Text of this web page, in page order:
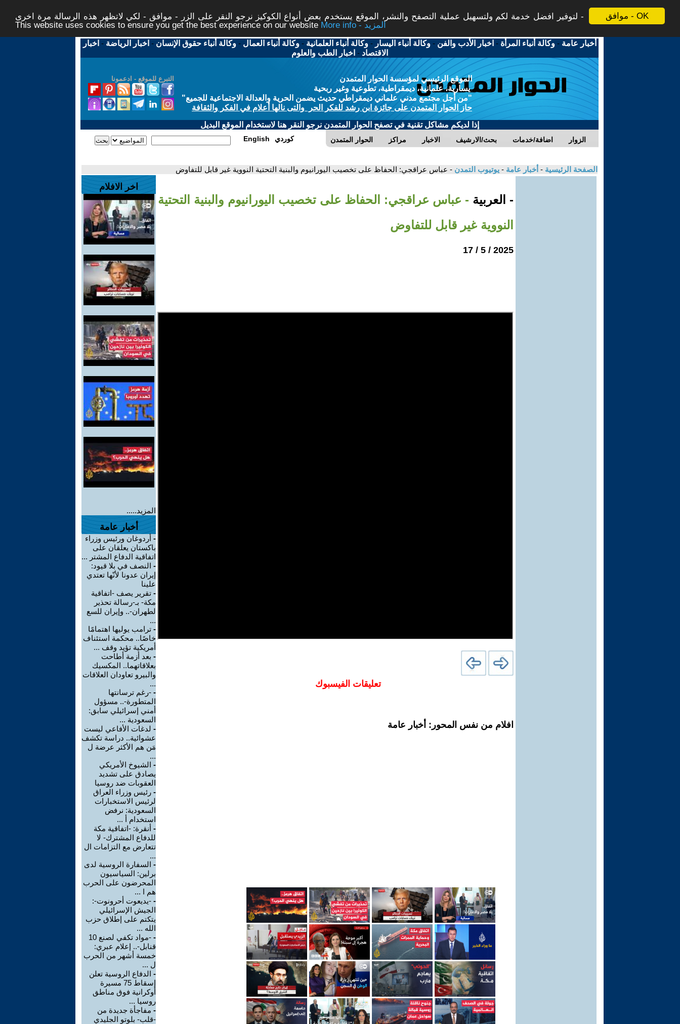
موافق - OK
لتوفير افضل خدمة لكم ولتسهيل عملية التصفح والنشر، الموقع يستخدم بعض أنواع الكوكيز نرجو النقر على الزر - موافق - لكي لاتظهر هذه الرسالة مرة اخرى -
This website uses cookies to ensure you get the best experience on our website
More info - المزيد
أخبار عامة -وكالة أنباء المرأة - اخبار الأدب والفن -وكالة أنباء اليسار -وكالة أنباء العلمانية -وكالة أنباء العمال -وكالة أنباء حقوق الإنسان - اخبار الرياضة - اخبار
الاقتصاد - اخبار الطب والعلوم
التبرع للموقع - ادعمونا
الموقع الرئيسي لمؤسسة الحوار المتمدن
يسارية، علمانية، ديمقراطية، تطوعية وغير ربحية
"من أجل مجتمع مدني علماني ديمقراطي حديث يضمن الحرية والعدالة الاجتماعية للجميع"
حاز الحوار المتمدن على جائزة ابن رشد للفكر الحر والتى نالها أعلام في الفكر والثقافة
إذا لديكم مشاكل تقنية في تصفح الحوار المتمدن نرجو النقر هنا لاستخدام الموقع البديل
الحوار المتمدن مراكز الاخبار بحث/الارشيف اضافة/خدمات الزوار English كوردي
الصفحة الرئيسية - أخبار عامة - يوتيوب التمدن - عباس عراقجي: الحفاظ على تخصيب اليورانيوم والبنية التحتية النووية غير قابل للتفاوض
- العربية - عباس عراقجي: الحفاظ على تخصيب اليورانيوم والبنية التحتية
النووية غير قابل للتفاوض
2025 / 5 / 17
تعليقات الفيسبوك
افلام من نفس المحور: أخبار عامة
اخر الافلام
المزيد.....
أخبار عامة
- أردوغان ورئيس وزراء
باكستان يعلقان على
اتفاقية الدفاع المشتر ...
- النصف في بلا قيود:
إيران عدونا لأنّها تعتدي
علينا
- تقرير يصف -اتفاقية
مكة- بـ-رسالة تحذير
لطهران-.. وإيران للسع
...
- ترامب يوليها اهتمامًا
خاصًا.. محكمة استئناف
أمريكية تؤيد وقف ...
- بعد أزمة أطاحت
بعلاقاتهما.. المكسيك
والبيرو تعاودان العلاقات
...
- -رغم ترسانتها
المتطورة-.. مسؤول
أمني إسرائيلي سابق:
السعودية ...
- لدغات الأفاعي ليست
عشوائية.. دراسة تكشف
مَن هم الأكثر عرضة ل
...
- الشيوخ الأمريكي
يصادق على تشديد
العقوبات ضد روسيا
- رئيس وزراء العراق
لرئيس الاستخبارات
السعودية: نرفض
استخدام أ ...
- أنقرة: -اتفاقية مكة
للدفاع المشترك- لا
تتعارض مع التزامات ال
...
- السفارة الروسية لدى
برلين: السياسيون
المحرضون على الحرب
هم ا ...
- -يديعوت أحرونوت-:
الجيش الإسرائيلي
يتكتم على إطلاق حزب
الله ...
-
-مواد تكفي لصنع 10
قنابل-.. إعلام عبري:
خمسة أشهر من الحرب
ل ...
- الدفاع الروسية تعلن
إسقاط 75 مسيرة
أوكرانية فوق مناطق
روسيا ...
- مفاجأة جديدة من
-قلب- بلوتو الجليدي